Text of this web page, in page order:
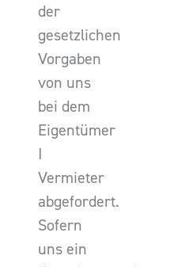
der
gesetzlichen
Vorgaben
von uns
bei dem
Eigentümer
I
Vermieter
abgefordert.
Sofern
uns ein